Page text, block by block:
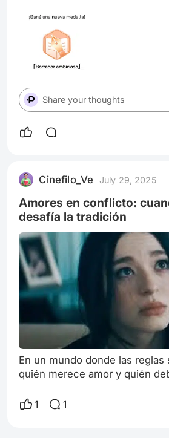
Share your thoughts
Cinefilo_Ve July 29, 2025
Amores en conflicto:
desafía la tradición
En un mundo donde las reglas
quién merece amor y quién
bofetada emocional que
1 1